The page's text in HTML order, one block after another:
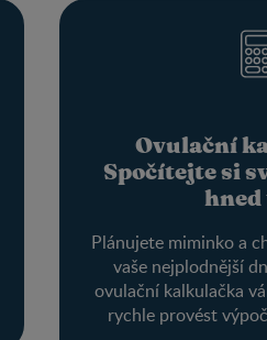
Ovulační
Spočítejte si
hned
Plánujete miminko a
vaše nejplodnější
ovulační kalkulačka
rychle provést